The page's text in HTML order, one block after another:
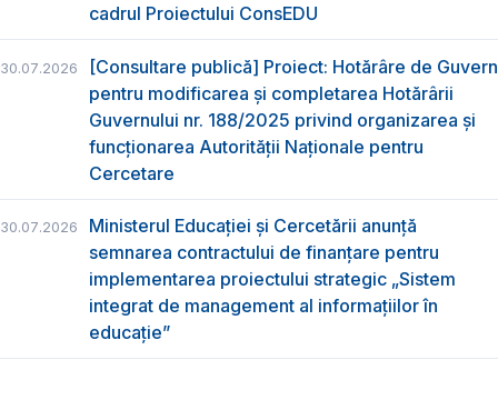
cadrul Proiectului ConsEDU
30.07.2026
[Consultare publică] Proiect: Hotărâre de Guvern
pentru modificarea și completarea Hotărârii
Guvernului nr. 188/2025 privind organizarea şi
funcţionarea Autorităţii Naţionale pentru
Cercetare
30.07.2026
Ministerul Educației și Cercetării anunță
semnarea contractului de finanțare pentru
implementarea proiectului strategic „Sistem
integrat de management al informațiilor în
educație”